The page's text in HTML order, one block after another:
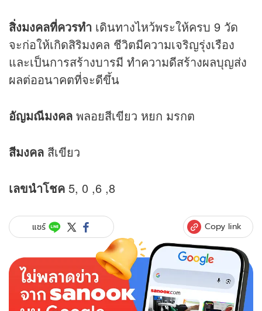
สิ่งมงคลที่ควรทำ เดินทางไหว้พระให้ครบ 9 วัด
จะก่อให้เกิดสิริมงคล ชีวิตมีความเจริญรุ่งเรือง
และเป็นการสร้างบารมี ทำความดีสร้างผลบุญส่ง
ผลต่ออนาคตที่จะดีขึ้น
อัญมณีมงคล พลอยสีเขียว หยก มรกต
สีมงคล สีเขียว
เลขนำโชค 5, 0 ,6 ,8
แชร์ Copy link